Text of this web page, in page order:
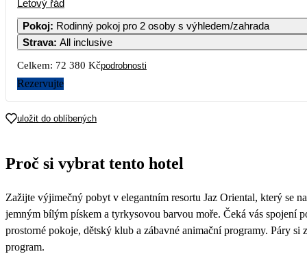
34 190
Letový řád
Pokoj: Rodinný pokoj pro 2 osoby s výhledem/zahrada
Strava: All inclusive
Celkem: 72 380 Kčpodrobnosti
Rezervujte
uložit do oblíbených
Proč si vybrat tento hotel
Zažijte výjimečný pobyt v elegantním resortu Jaz Oriental, který se
jemným bílým pískem a tyrkysovou barvou moře. Čeká vás spojení
prostorné pokoje, dětský klub a zábavné animační programy. Páry si
program.